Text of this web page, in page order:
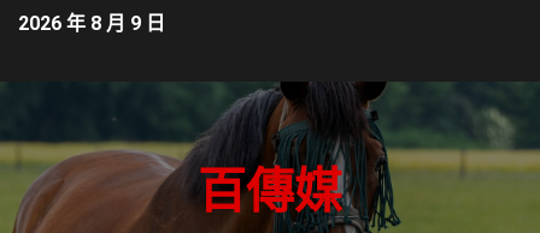
2026 年 8 月 9 日
百傳媒